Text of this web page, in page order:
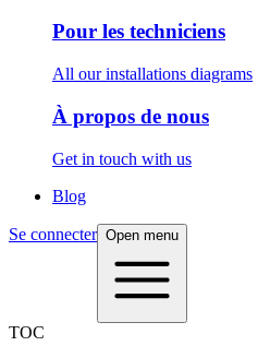
Pour les techniciens
All our installations diagrams
À propos de nous
Get in touch with us
Blog
Se connecter Open menu
TOC